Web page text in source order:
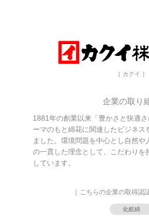
［ カクイ ］
企業の取り
1881年の創業以来「豊かさと快適
ーマのもと綿花に関連したビジネス
ました。環境問題を中心とし自然や
の一貫した理念として、こだわりを
しています。
［ こちらの企業の取得認
化粧綿